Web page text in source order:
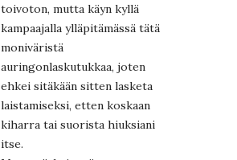
toivoton, mutta käyn kyllä
kampaajalla ylläpitämässä tätä
moniväristä
auringonlaskutukkaa, joten
ehkei sitäkään sitten lasketa
laistamiseksi, etten koskaan
kiharra tai suorista hiuksiani
itse.